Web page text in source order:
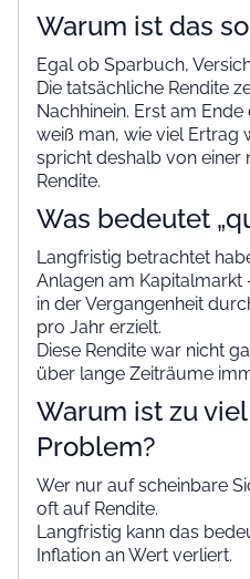
Warum ist das
Egal ob Sparbuch,
Die tatsächliche Rendite
Nachhinein. Erst am
weiß man, wie viel Ertrag
spricht deshalb von einer
Rendite.
Was bedeutet
Langfristig betrachtet
Anlagen am Kapitalmarkt
in der Vergangenheit
pro Jahr erzielt.
Diese Rendite war nicht
über lange Zeiträume
Warum ist zu
Problem?
Wer nur auf scheinbare
oft auf Rendite.
Langfristig kann das
Inflation an Wert verliert.